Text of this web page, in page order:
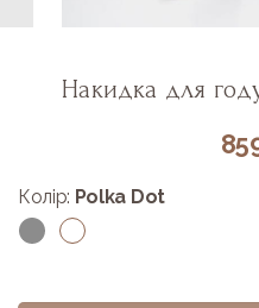
Накидка для
Колір: Polka Dot